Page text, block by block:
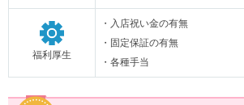
福利厚生
・入店祝い金の有無
・固定保証の有無
・各種手当